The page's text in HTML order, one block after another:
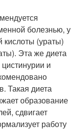
болезнью, у
кислоты (ураты)
Эта же диета
и
Такая диета
образование
сдвигает
работу